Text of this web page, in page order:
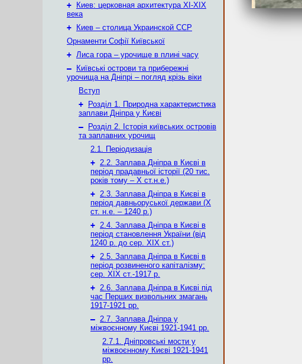
+
Киев: церковная архитектура XI-XIX
века
+
Киев – столица Украинской ССР
Орнаменти Софії Київської
+ Лиса гора – урочище в плині часу
–
Київські острови та прибережні
урочища на Дніпрі – погляд крізь віки
Вступ
+
Розділ 1. Природна характеристика
заплави Дніпра у Києві
–
Розділ 2. Історія київських островів
та заплавних урочищ
2.1. Періодизація
+ 2.2. Заплава Дніпра в Києві в
період прадавньої історії (20 тис.
років тому – X ст.н.е.)
+ 2.3. Заплава Дніпра в Києві в
період давньоруської держави (Х
ст. н.е. – 1240 р.)
+ 2.4. Заплава Дніпра в Києві в
період становлення України (від
1240 р. до сер. ХІХ ст.)
+ 2.5. Заплава Дніпра в Києві в
період розвиненого капіталізму:
сер. ХІХ ст.-1917 р.
+ 2.6. Заплава Дніпра в Києві під
час Перших визвольних змагань
1917-1921 рр.
– 2.7. Заплава Дніпра у
міжвоєнному Києві 1921-1941 рр.
2.7.1. Дніпровські мости у
міжвоєнному Києві 1921-1941
рр.